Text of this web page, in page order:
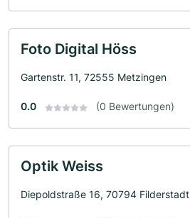
Foto Digital Höss
Gartenstr. 11, 72555 Metzingen
0.0 (0 Bewertungen)
Optik Weiss
Diepoldstraße 16, 70794 Filderstadt